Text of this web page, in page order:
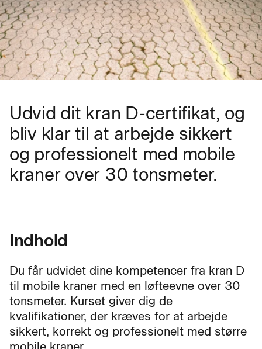
Udvid dit kran D-certifikat, og
bliv klar til at arbejde sikkert
og professionelt med mobile
kraner over 30 tonsmeter.
Indhold
Du får udvidet dine kompetencer fra kran D
til mobile kraner med en løfteevne over 30
tonsmeter. Kurset giver dig de
kvalifikationer, der kræves for at arbejde
sikkert, korrekt og professionelt med større